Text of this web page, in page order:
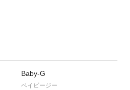
Baby-G
ベイビージー